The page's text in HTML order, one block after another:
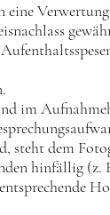
eine
im
dem
hinfällig (z.